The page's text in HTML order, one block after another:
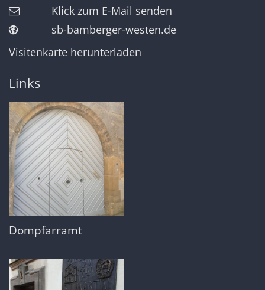
Klick zum E-Mail senden
sb-bamberger-westen.de
Visitenkarte herunterladen
Links
Dompfarramt